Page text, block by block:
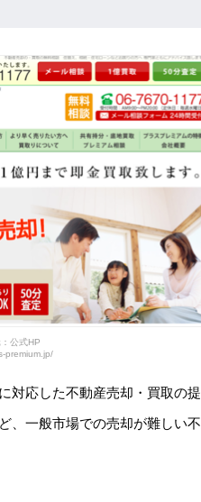
公式HP
premium.jp/
応した不動産売却・買取の
一般市場での売却が難しい